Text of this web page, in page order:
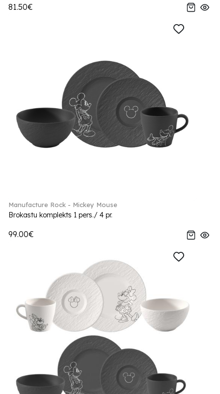
81.50€
Manufacture Rock - Mickey Mouse
Brokastu komplekts 1 pers./ 4 pr.
99.00€